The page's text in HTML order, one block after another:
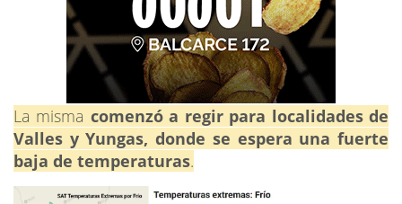
La misma comenzó a regir para localidades de
Valles y Yungas, donde se espera una fuerte
baja de temperaturas.